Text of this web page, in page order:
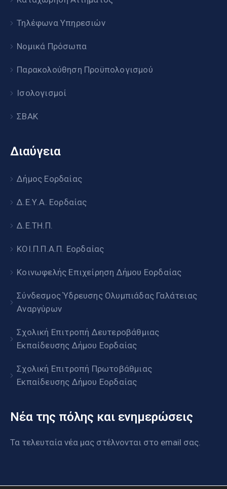
Τηλέφωνα Υπηρεσιών
Νομικά Πρόσωπα
Παρακολούθηση Προϋπολογισμού
Ισολογισμοί
ΣΒΑΚ
Διαύγεια
Δήμος Εορδαίας
Δ.Ε.Υ.Α. Εορδαίας
Δ.Ε.ΤΗ.Π.
ΚΟΙ.Π.Π.Α.Π. Εορδαίας
Κοινωφελής Επιχείρηση Δήμου Εορδαίας
Σύνδεσμος Ύδρευσης Ολυμπιάδας Γαλάτειας
Αναργύρων
Σχολική Επιτροπή Δευτεροβάθμιας
Εκπαίδευσης Δήμου Εορδαίας
Σχολική Επιτροπή Πρωτοβάθμιας
Εκπαίδευσης Δήμου Εορδαίας
Νέα της πόλης και ενημερώσεις
Τα τελευταία νέα μας στέλνονται στο email σας.